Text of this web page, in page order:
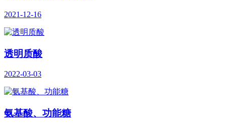
2021-12-16
透明质酸
2022-03-03
氨基酸、功能糖